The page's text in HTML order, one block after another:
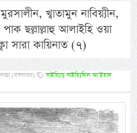
খ্বাতামুন নাবিয়্যীন,
ছল্লাল্লাহু আলাইহি ওয়া
সারা কায়িনাত (৭)
(মঙ্গলবার)
সাইয়্যিদু সাইয়্যিদিল আ’ইয়াদ